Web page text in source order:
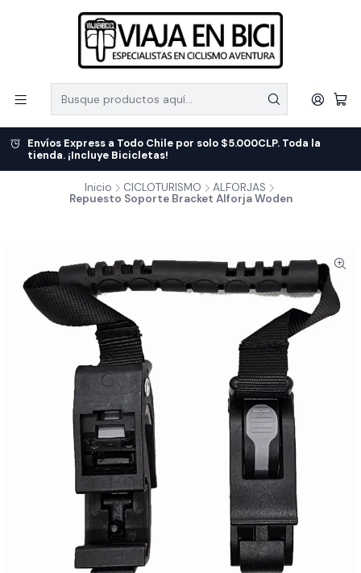
Envíos Express a Todo Chile por solo $5.000CLP. Toda la
tienda. ¡Incluye Bicicletas!
Inicio CICLOTURISMO
ALFORJAS
Repuesto Soporte Bracket Alforja Woden